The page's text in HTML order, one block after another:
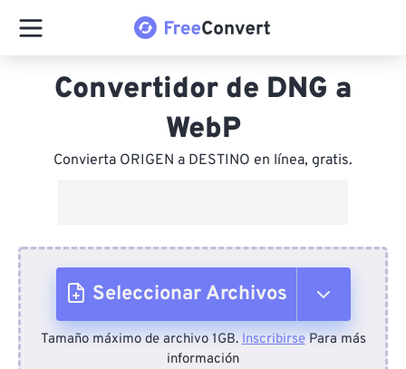
Convertidor de DNG a
WebP
Convierta ORIGEN a DESTINO en línea, gratis.
Seleccionar Archivos
Desde el dispositivo
Tamaño máximo de archivo 1GB.InscribirsePara más
información